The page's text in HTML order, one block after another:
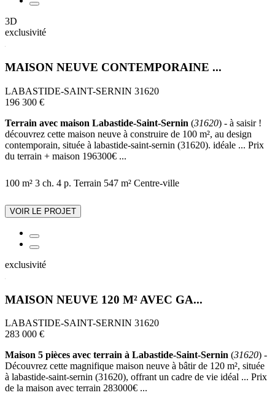
3D
exclusivité
MAISON NEUVE CONTEMPORAINE ...
LABASTIDE-SAINT-SERNIN 31620
196 300 €
Terrain avec maison Labastide-Saint-Sernin (31620) - à saisir !
découvrez cette maison neuve à construire de 100 m², au design
contemporain, située à labastide-saint-sernin (31620). idéale ... Prix
du terrain + maison 196300€ ...
100 m² 3 ch. 4 p. Terrain 547 m² Centre-ville
VOIR LE PROJET
exclusivité
MAISON NEUVE 120 M² AVEC GA...
LABASTIDE-SAINT-SERNIN 31620
283 000 €
Maison 5 pièces avec terrain à Labastide-Saint-Sernin (31620) -
Découvrez cette magnifique maison neuve à bâtir de 120 m², située
à labastide-saint-sernin (31620), offrant un cadre de vie idéal ... Prix
de la maison avec terrain 283000€ ...